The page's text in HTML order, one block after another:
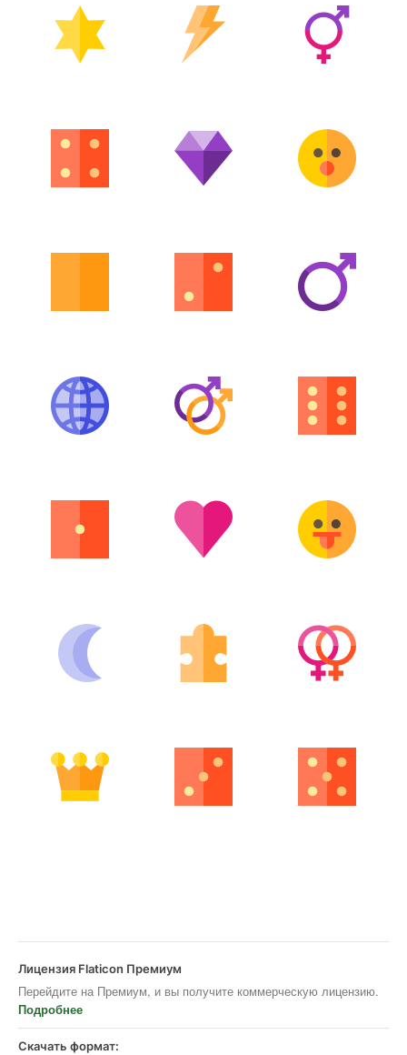
Лицензия Flaticon Премиум
Перейдите на Премиум, и вы получите коммерческую лицензию.
Подробнее
Скачать формат: